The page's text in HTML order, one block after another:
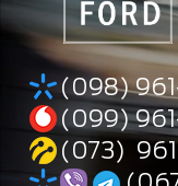
(098)
(099)
(073)